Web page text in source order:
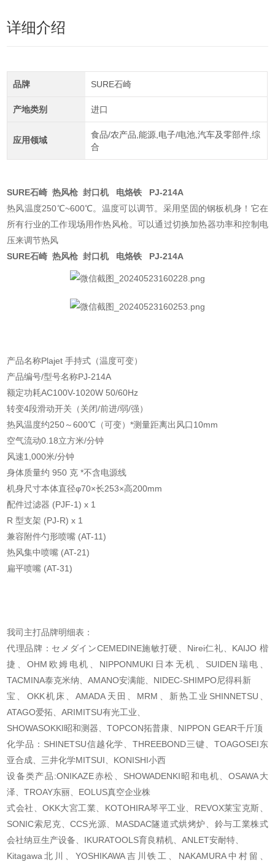
详细介绍
品牌 SURE石崎
产地类别 进口
应用领域
食品/农产品,能源,电子/电池,汽车及零部件,综
合
SURE石崎 热风枪 封口机 电烙铁 PJ-214A
热风温度250℃~600℃。温度可以调节。采用坚固的钢板机身！它在
所有行业的工作现场用作热风枪。可以通过切换加热器功率和控制电
压来调节热风
SURE石崎 热风枪 封口机 电烙铁 PJ-214A
产品名称Plajet 手持式（温度可变）
产品编号/型号名称PJ-214A
额定功耗AC100V-1020W 50/60Hz
转变4段滑动开关（关闭/前进/弱/强）
热风温度约250～600℃（可变）*测量距离出风口10mm
空气流动0.18立方米/分钟
风速1,000米/分钟
身体质量约 950 克 *不含电源线
机身尺寸本体直径φ70×长253×高200mm
配件过滤器 (PJF-1) x 1
R 型支架 (PJ-R) x 1
兼容附件勺形喷嘴 (AT-11)
热风集中喷嘴 (AT-21)
扁平喷嘴 (AT-31)
我司主打品牌明细表：
代理品牌：セメダインCEMEDINE施敏打硬、Nirei仁礼、KAIJO 楷
捷、OHM欧姆电机、 NIPPONMUKI日本无机、SUIDEN瑞电、
TACMINA泰克米纳、AMANO安满能、NIDEC-SHIMPO尼得科新
宝、OKK机床、AMADA天田、MRM、新热工业SHINNETSU、
ATAGO爱拓、ARIMITSU有光工业、
SHOWASOKKI昭和测器、TOPCON拓普康、NIPPON GEAR千斤顶
化学品：SHINETSU信越化学、THREEBOND三键、TOAGOSEI东
亚合成、三井化学MITSUI、KONISHI小西
设备类产品:ONIKAZE赤松、SHOWADENKI昭和电机、OSAWA大
泽、TROAY东丽、EOLUS真空企业株
式会社、OKK大宮工業、KOTOHIRA琴平工业、REVOX莱宝克斯、
SONIC索尼克、CCS光源、MASDAC隧道式烘烤炉、鈴与工業株式
会社纳豆生产设备、IKURATOOLS育良精机、ANLET安耐特、
Kitagawa北川、YOSHIKAWA吉川铁工、NAKAMURA中村留、